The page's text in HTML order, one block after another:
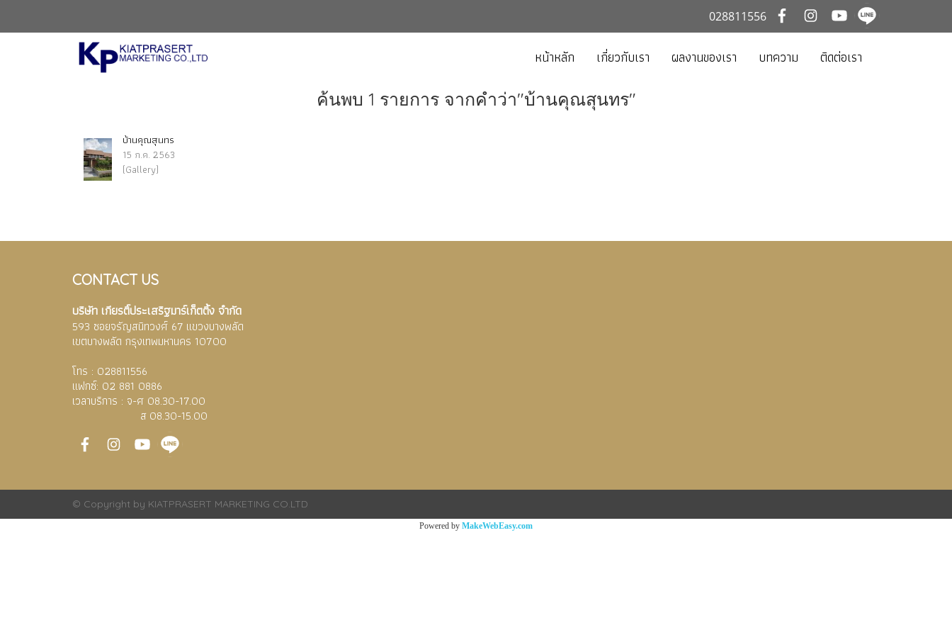
028811556
หน้าหลัก เกี่ยวกับเรา ผลงานของเรา บทความ ติดต่อเรา
ค้นพบ 1 รายการ จากคำว่า"บ้านคุณสุนทร"
บ้านคุณสุนทร
15 ก.ค. 2563
(Gallery)
CONTACT US
บริษัท เกียรติ์ประเสริฐมาร์เก็ตติ้ง จำกัด
593 ซอยจรัญสนิทวงศ์ 67 แขวงบางพลัด
เขตบางพลัด กรุงเทพมหานคร 10700
โทร : 028811556
แฟกซ์: 02 881 0886
เวลาบริการ : จ-ศ 08.30-17.00
ส 08.30-15.00
© Copyright by KIATPRASERT MARKETING CO.LTD
Powered by MakeWebEasy.com